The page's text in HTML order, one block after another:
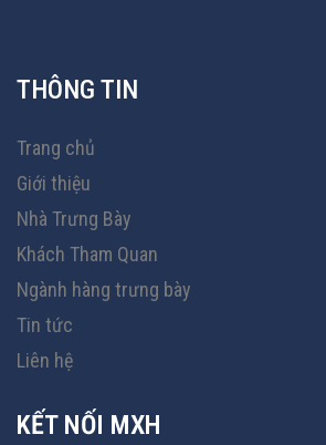
THÔNG TIN
Trang chủ
Giới thiệu
Nhà Trưng Bày
Khách Tham Quan
Ngành hàng trưng bày
Tin tức
Liên hệ
KẾT NỐI MXH